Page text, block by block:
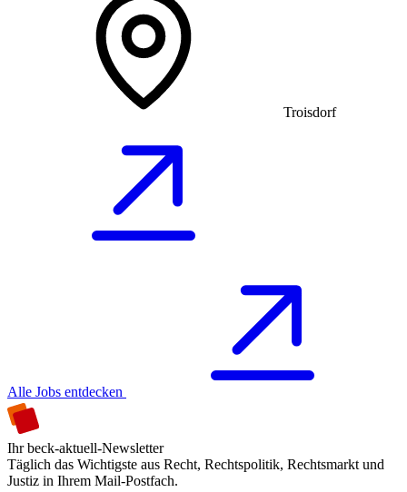
Troisdorf
Alle Jobs entdecken
Ihr beck-aktuell-Newsletter
Täglich das Wichtigste aus Recht, Rechtspolitik, Rechtsmarkt und
Justiz in Ihrem Mail-Postfach.